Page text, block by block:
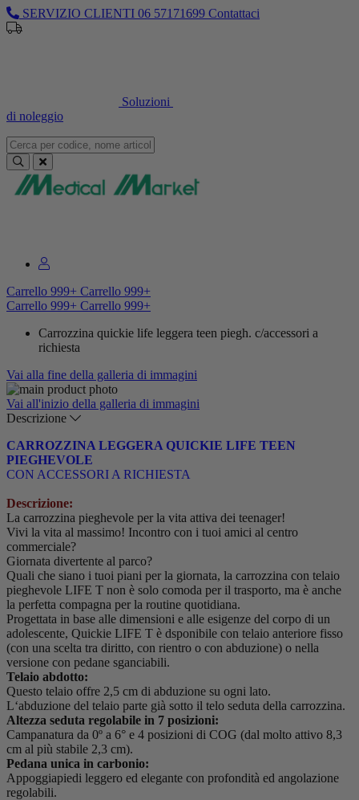
SERVIZIO CLIENTI 06 57171699 Contattaci
Soluzioni
di noleggio
Carrello 999+ Carrello 999+
Carrello 999+ Carrello 999+
Carrozzina quickie life leggera teen piegh. c/accessori a
richiesta
Vai alla fine della galleria di immagini
Vai all'inizio della galleria di immagini
Descrizione
CARROZZINA LEGGERA QUICKIE LIFE TEEN
PIEGHEVOLE
CON ACCESSORI A RICHIESTA
Descrizione:
La carrozzina pieghevole per la vita attiva dei teenager!
Vivi la vita al massimo! Incontro con i tuoi amici al centro
commerciale?
Giornata divertente al parco?
Quali che siano i tuoi piani per la giornata, la carrozzina con telaio
pieghevole LIFE T non è solo comoda per il trasporto, ma è anche
la perfetta compagna per la routine quotidiana.
Progettata in base alle dimensioni e alle esigenze del corpo di un
adolescente, Quickie LIFE T è dsponibile con telaio anteriore fisso
(con una scelta tra diritto, con rientro o con abduzione) o nella
versione con pedane sganciabili.
Telaio abdotto:
Questo telaio offre 2,5 cm di abduzione su ogni lato.
L‘abduzione del telaio parte già sotto il telo seduta della carrozzina.
Altezza seduta regolabile in 7 posizioni:
Campanatura da 0º a 6° e 4 posizioni di COG (dal molto attivo 8,3
cm al più stabile 2,3 cm).
Pedana unica in carbonio:
Appoggiapiedi leggero ed elegante con profondità ed angolazione
regolabili.